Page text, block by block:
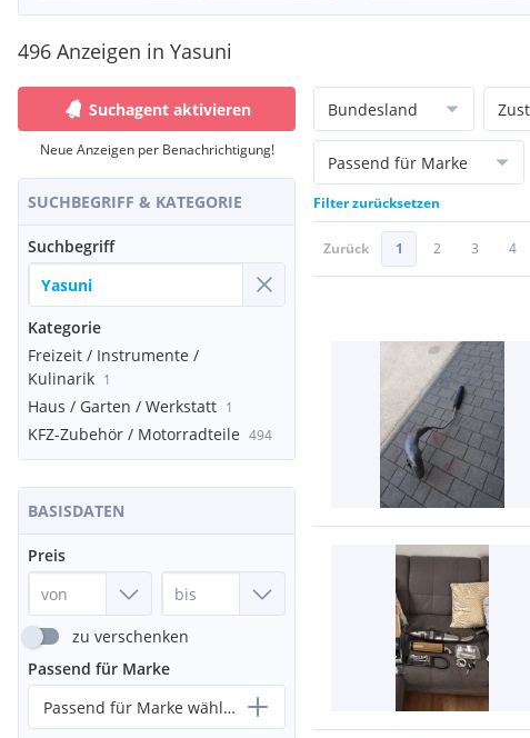
496 Anzeigen in Yasuni
Suchagent aktivieren
Neue Anzeigen per Benachrichtigung!
SUCHBEGRIFF & KATEGORIE
Suchbegriff
Kategorie
Freizeit / Instrumente /
Kulinarik 1
Haus / Garten / Werkstatt 1
KFZ-Zubehör / Motorradteile 494
BASISDATEN
Preis
zu verschenken
Passend für Marke
Passend für Marke wählen...
Bundesland
Passend für Marke
Filter zurücksetzen
Zurück 1 2 3 4